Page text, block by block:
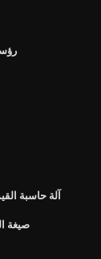
آلة حاسبة
صيغة